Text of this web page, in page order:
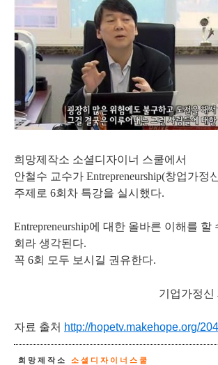
희망제작소 소셜디자이너 스쿨에서
안철수 교수가 Entrepreneurship(창업가정
주제로 6회차 특강을 실시했다.
Entrepreneurship에 대한 올바른 이해를 할
회라 생각된다.
꼭 6회 모두 보시길 권유한다.
기업가정신
자료 출처 http://hopetv.makehope.org/204
희망제작소 소셜디자이너스쿨